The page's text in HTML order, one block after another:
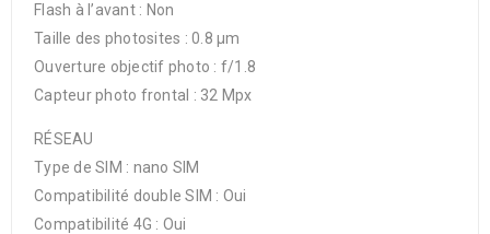
Flash à l’avant : Non
Taille des photosites : 0.8 µm
Ouverture objectif photo : f/1.8
Capteur photo frontal : 32 Mpx
RÉSEAU
Type de SIM : nano SIM
Compatibilité double SIM : Oui
Compatibilité 4G : Oui